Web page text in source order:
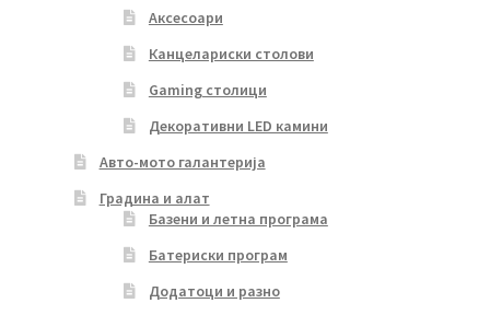
Аксесоари
Канцелариски столови
Gaming столици
Декоративни LED камини
Авто-мото галантерија
Градина и алат
Базени и летна програма
Батериски програм
Додатоци и разно